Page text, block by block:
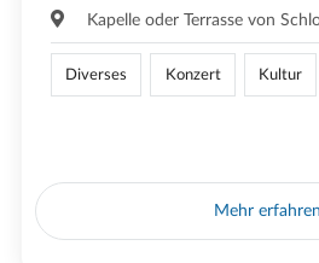
Kapelle oder Terrasse von
Diverses Konzert Kultur
Mehr erfahren